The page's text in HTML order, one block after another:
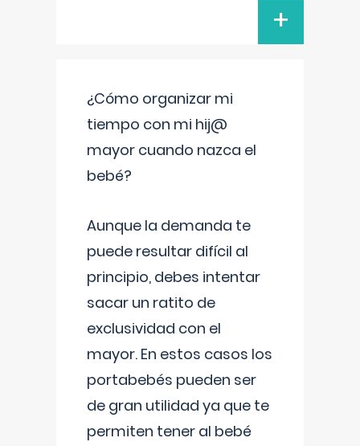
+
¿Cómo organizar mi
tiempo con mi hij@
mayor cuando nazca el
bebé?
Aunque la demanda te
puede resultar difícil al
principio, debes intentar
sacar un ratito de
exclusividad con el
mayor. En estos casos los
portabebés pueden ser
de gran utilidad ya que te
permiten tener al bebé